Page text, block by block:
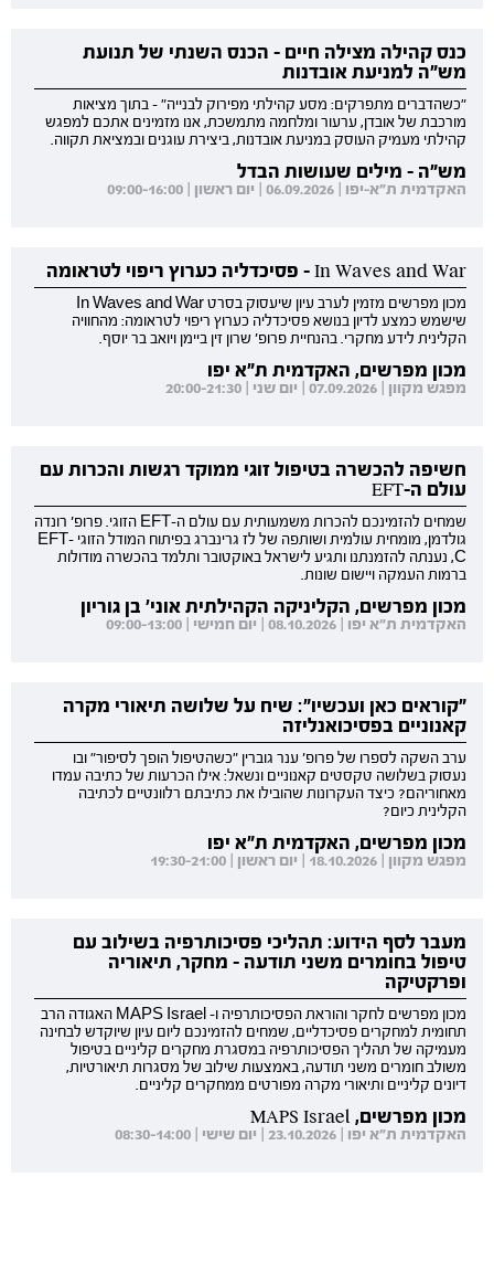
כנס קהילה מצילה חיים - הכנס השנתי של תנועת
מש"ה למניעת אובדנות
"כשהדברים מתפרקים: מסע קהילתי מפירוק לבנייה" - בתוך מציאות
מורכבת של אובדן, ערעור ומלחמה מתמשכת, אנו מזמינים אתכם למפגש
קהילתי מעמיק העוסק במניעת אובדנות, ביצירת עוגנים ובמציאת תקווה.
מש"ה - מילים שעושות הבדל
האקדמית ת"א-יפו | 06.09.2026 | יום ראשון | 09:00-16:00
In Waves and War - פסיכדליה כערוץ ריפוי לטראומה
מכון מפרשים מזמין לערב עיון שיעסוק בסרט In Waves and War
שישמש כמצע לדיון בנושא פסיכדליה כערוץ ריפוי לטראומה: מהחוויה
הקלינית לידע מחקרי. בהנחיית פרופ' שרון זין ביימן ויואב בר יוסף.
מכון מפרשים, האקדמית ת"א יפו
מפגש מקוון | 07.09.2026 | יום שני | 20:00-21:30
חשיפה להכשרה בטיפול זוגי ממוקד רגשות והכרות עם
עולם ה-EFT
שמחים להזמינכם להכרות משמעותית עם עולם ה-EFT הזוגי. פרופ' רונדה
גולדמן, מומחית עולמית ושותפה של לז גרינברג בפיתוח המודל הזוגי EFT-
C, נענתה להזמנתנו ותגיע לישראל באוקטובר ותלמד בהכשרה מודולות
ברמות העמקה ויישום שונות.
מכון מפרשים, הקליניקה הקהילתית אוני' בן גוריון
האקדמית ת"א יפו | 08.10.2026 | יום חמישי | 09:00-13:00
"קוראים כאן ועכשיו": שיח על שלושה תיאורי מקרה
קאנוניים בפסיכואנליזה
ערב השקה לספרו של פרופ' ענר גוברין "כשהטיפול הופך לסיפור" ובו
נעסוק בשלושה טקסטים קאנוניים ונשאל: אילו הכרעות של כתיבה עמדו
מאחוריהם? כיצד העקרונות שהובילו את כתיבתם רלוונטיים לכתיבה
הקלינית כיום?
מכון מפרשים, האקדמית ת"א יפו
מפגש מקוון | 18.10.2026 | יום ראשון | 19:30-21:00
מעבר לסף הידוע: תהליכי פסיכותרפיה בשילוב עם
טיפול בחומרים משני תודעה - מחקר, תיאוריה
ופרקטיקה
מכון מפרשים לחקר והוראת הפסיכותרפיה ו- MAPS Israel האגודה הרב
תחומית למחקרים פסיכדליים, שמחים להזמינכם ליום עיון שיוקדש לבחינה
מעמיקה של תהליך הפסיכותרפיה במסגרת מחקרים קליניים בטיפול
משולב חומרים משני תודעה, באמצעות שילוב של מסגרות תיאורטיות,
דיונים קליניים ותיאורי מקרה מפורטים ממחקרים קליניים.
מכון מפרשים, MAPS Israel
האקדמית ת"א יפו | 23.10.2026 | יום שישי | 08:30-14:00